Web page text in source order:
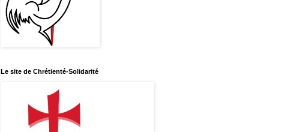
Le site de Chrétienté-Solidarité